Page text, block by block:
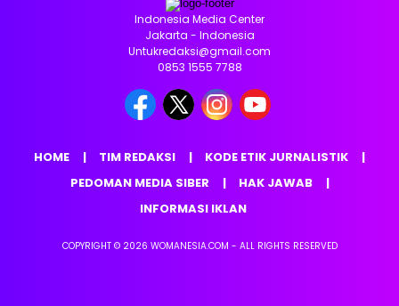
Indonesia Media Center
Jakarta - Indonesia
Untukredaksi@gmail.com
0853 1555 7788
HOME TIM REDAKSI
KODE ETIK JURNALISTIK
PEDOMAN MEDIA SIBER
HAK JAWAB
INFORMASI IKLAN
COPYRIGHT © 2026 WOMANESIA.COM - ALL RIGHTS RESERVED